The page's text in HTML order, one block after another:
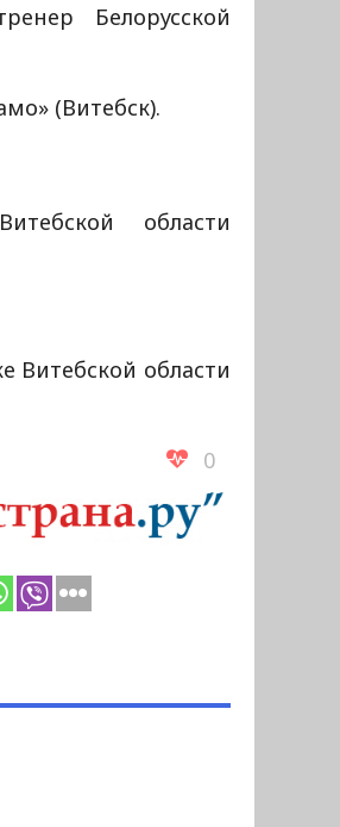
Белорусской
(Витебск).
области
Витебской области
0